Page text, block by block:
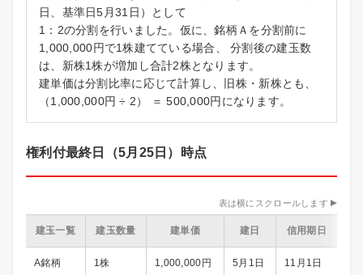
日、基準日5月31日）として
1：2の分割を行いました。仮に、銘柄Ａを分割前に
1,000,000円で1株建てている場合、 分割後の建玉数
は、新株1株が増加し合計2株となります。
建単価は分割比率に応じて計算し、旧株・新株とも、
（1,000,000円 ÷ 2） ＝ 500,000円になります。
権利付最終日（5月25日）時点
表は横にスクロールします
建玉一覧 建玉数量 建単価 建日 信用期日
A銘柄 1株 1,000,000円 5月1日 11月1日